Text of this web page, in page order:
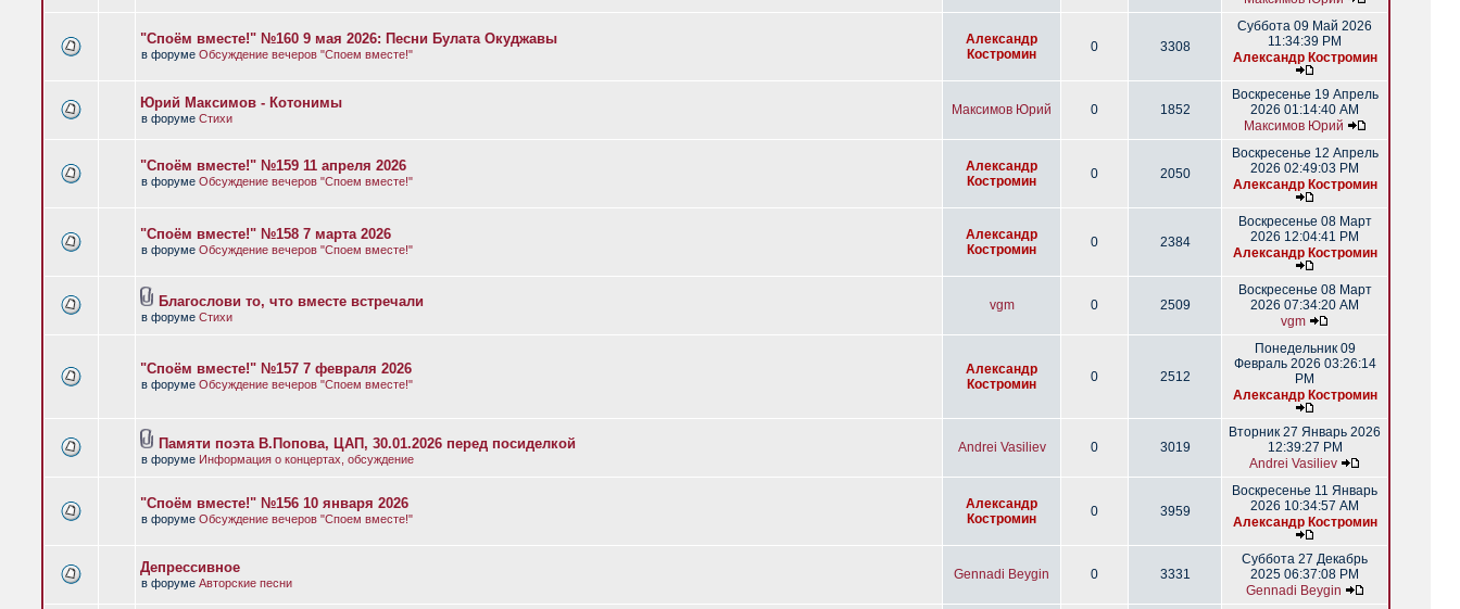
"Споём вместе!" №160 9 мая 2026: Песни Булата Окуджавы
в форуме Обсуждение вечеров "Споем вместе!"
Александр
Костромин
0 3308
Суббота 09 Май 2026
11:34:39 PM
Александр Костромин
Юрий Максимов - Котонимы
в форуме Стихи
Максимов Юрий 0 1852
Воскресенье 19 Апрель
2026 01:14:40 AM
Максимов Юрий
"Споём вместе!" №159 11 апреля 2026
в форуме Обсуждение вечеров "Споем вместе!"
Александр
Костромин
0 2050
Воскресенье 12 Апрель
2026 02:49:03 PM
Александр Костромин
"Споём вместе!" №158 7 марта 2026
в форуме Обсуждение вечеров "Споем вместе!"
Александр
Костромин
0 2384
Воскресенье 08 Март
2026 12:04:41 PM
Александр Костромин
Благослови то, что вместе встречали
в форуме Стихи
vgm 0 2509
Воскресенье 08 Март
2026 07:34:20 AM
vgm
"Споём вместе!" №157 7 февраля 2026
в форуме Обсуждение вечеров "Споем вместе!"
Александр
Костромин
0 2512
Понедельник 09
Февраль 2026 03:26:14
PM
Александр Костромин
Памяти поэта В.Попова, ЦАП, 30.01.2026 перед посиделкой
в форуме Информация о концертах, обсуждение
Andrei Vasiliev 0 3019
Вторник 27 Январь 2026
12:39:27 PM
Andrei Vasiliev
"Споём вместе!" №156 10 января 2026
в форуме Обсуждение вечеров "Споем вместе!"
Александр
Костромин
0 3959
Воскресенье 11 Январь
2026 10:34:57 AM
Александр Костромин
Депрессивное
в форуме Авторские песни
Gennadi Beygin 0 3331
Суббота 27 Декабрь
2025 06:37:08 PM
Gennadi Beygin